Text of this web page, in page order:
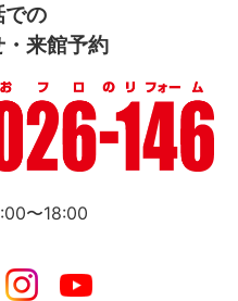
での
来館予約
〜18:00